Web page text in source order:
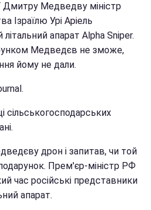
Дмитру Медведву міністр
Ізраїлю Урі Аріель
апарат Alpha Sniper.
Медведєв не зможе,
йому не дали.
сільськогосподарських
дрон і запитав, чи той
Прем'єр-міністр РФ
час російські представники
апарат.